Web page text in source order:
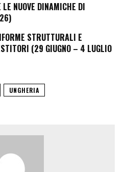
LE NUOVE DINAMICHE DI
STRUTTURALI E
(29 GIUGNO – 4 LUGLIO
UNGHERIA